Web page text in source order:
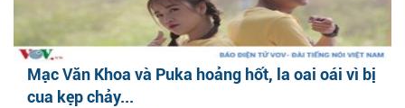
Mạc Văn Khoa và Puka hoảng hốt, la oai oái vì bị
cua kẹp chảy...